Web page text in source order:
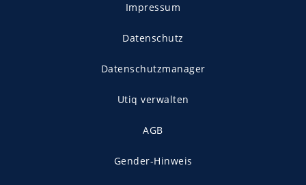
Impressum
Datenschutz
Datenschutzmanager
Utiq verwalten
AGB
Gender-Hinweis